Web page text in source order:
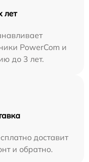
лет
PowerCom и
до 3 лет.
доставит
и обратно.